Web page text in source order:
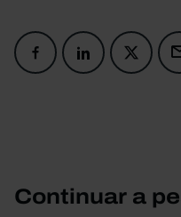
Continuar a